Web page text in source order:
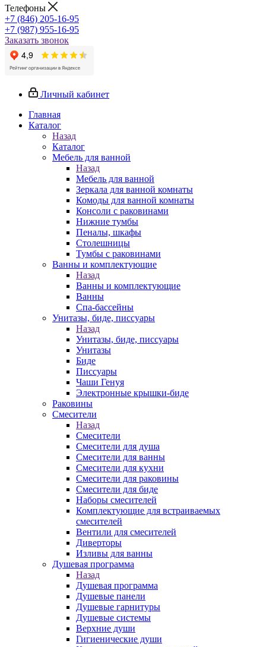
Телефоны
+7 (846) 205-16-95
+7 (987) 955-16-95
Заказать звонок
Личный кабинет
Главная
Каталог
Назад
Каталог
Мебель для ванной
Назад
Мебель для ванной
Зеркала для ванной комнаты
Комоды для ванной комнаты
Консоли с раковинами
Нижние тумбы
Пеналы, шкафы
Столешницы
Тумбы с раковинами
Ванны и комплектующие
Назад
Ванны и комплектующие
Ванны
Спа-бассейны
Унитазы, биде, писсуары
Назад
Унитазы, биде, писсуары
Унитазы
Биде
Писсуары
Чаши Генуя
Электронные крышки-биде
Раковины
Смесители
Назад
Смесители
Смесители для душа
Смесители для ванны
Смесители для кухни
Смесители для раковины
Смесители для биде
Наборы смесителей
Комплектующие для встраиваемых
смесителей
Вентили для смесителей
Диверторы
Изливы для ванны
Душевая программа
Назад
Душевая программа
Душевые панели
Душевые гарнитуры
Душевые системы
Верхние души
Гигиенические души